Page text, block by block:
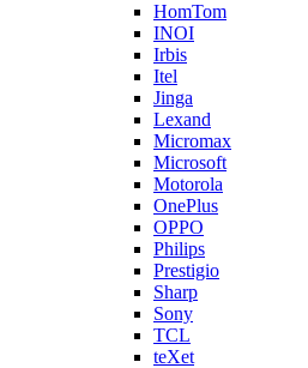
HomTom
INOI
Irbis
Itel
Jinga
Lexand
Micromax
Microsoft
Motorola
OnePlus
OPPO
Philips
Prestigio
Sharp
Sony
TCL
teXet